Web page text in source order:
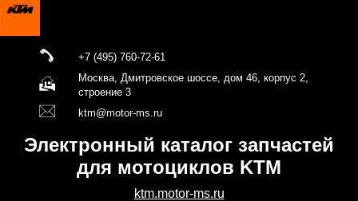
+7 (495) 760-72-61
Москва, Дмитровское шоссе, дом 46, корпус 2,
строение 3
ktm@motor-ms.ru
Электронный каталог запчастей
для мотоциклов KTM
ktm.motor-ms.ru